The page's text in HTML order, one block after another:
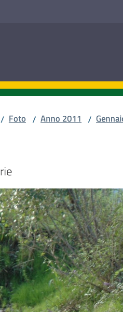
/ Foto / Anno 2011 /